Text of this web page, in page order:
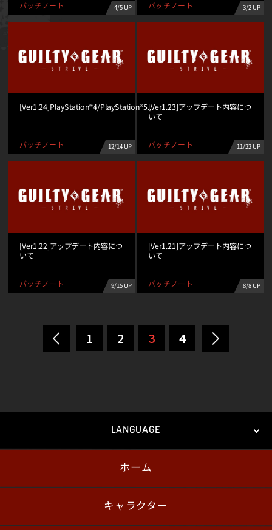
パッチノート 4/5 UP パッチノート 3/2 UP
[Ver1.24]PlayStation®4/PlayStation®5...
パッチノート 12/14 UP
[Ver1.23]アップデート内容につ
いて
パッチノート 11/22 UP
[Ver1.22]アップデート内容につ
いて
パッチノート 9/15 UP
[Ver1.21]アップデート内容につ
いて
パッチノート 8/8 UP
1 2 3 4
LANGUAGE
English
ホーム
キャラクター